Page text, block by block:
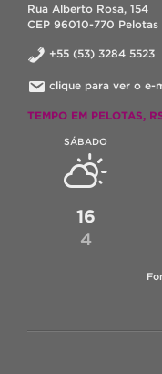
Rua Alberto Rosa, 154
CEP 96010-770 Pelotas
+55 (53) 3284 5523
clique para ver o e-
TEMPO EM PELOTAS,
SÁBADO
16
4